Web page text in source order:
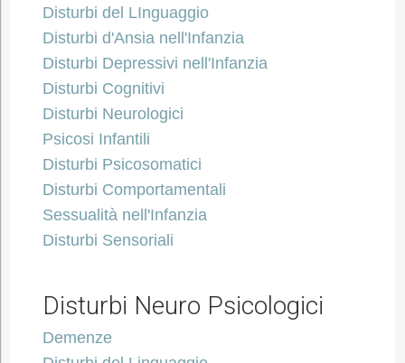
Disturbi del LInguaggio
Disturbi d'Ansia nell'Infanzia
Disturbi Depressivi nell'Infanzia
Disturbi Cognitivi
Disturbi Neurologici
Psicosi Infantili
Disturbi Psicosomatici
Disturbi Comportamentali
Sessualità nell'Infanzia
Disturbi Sensoriali
Disturbi Neuro Psicologici
Demenze